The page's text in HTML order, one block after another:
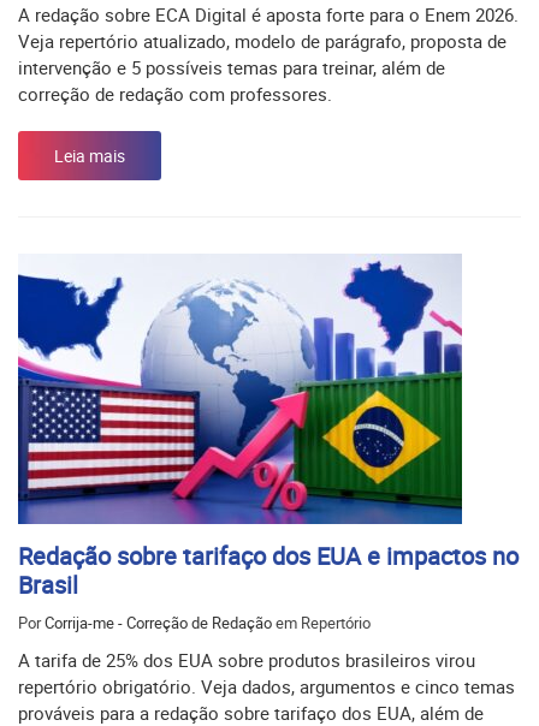
A redação sobre ECA Digital é aposta forte para o Enem 2026.
Veja repertório atualizado, modelo de parágrafo, proposta de
intervenção e 5 possíveis temas para treinar, além de
correção de redação com professores.
Leia mais
Redação sobre tarifaço dos EUA e impactos no
Brasil
PorCorrija-me - Correção de Redaçãoem Repertório
A tarifa de 25% dos EUA sobre produtos brasileiros virou
repertório obrigatório. Veja dados, argumentos e cinco temas
prováveis para a redação sobre tarifaço dos EUA, além de